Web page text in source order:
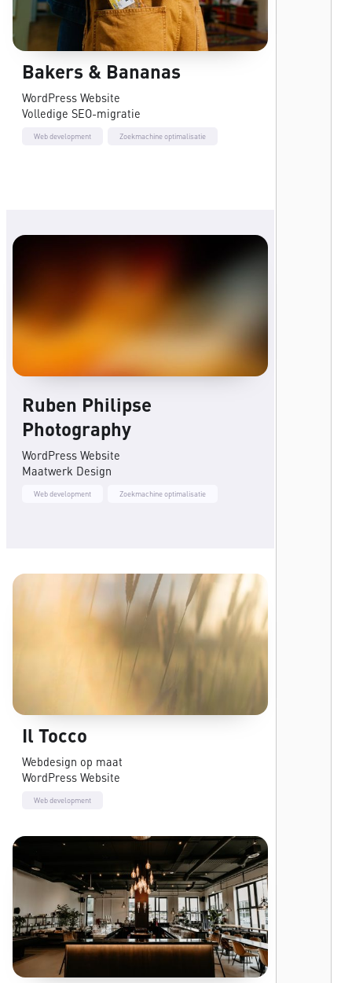
Bakers & Bananas
WordPress Website
Volledige SEO-migratie
Web development Zoekmachine optimalisatie
Ruben Philipse
Photography
WordPress Website
Maatwerk Design
Web development Zoekmachine optimalisatie
Il Tocco
Webdesign op maat
WordPress Website
Web development